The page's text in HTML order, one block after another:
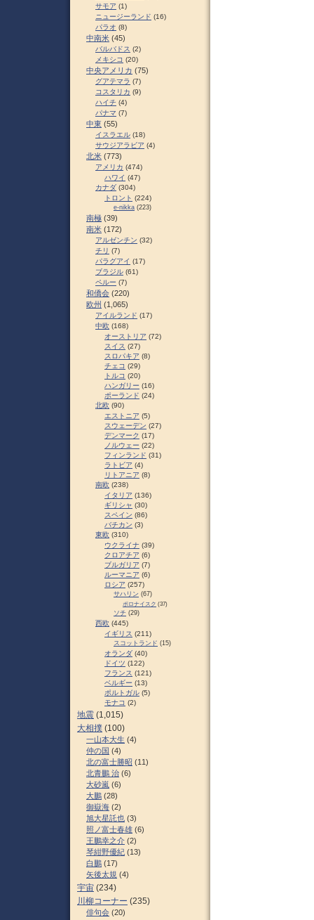
サモア (1)
ニュージーランド (16)
パラオ (8)
中南米 (45)
バルバドス (2)
メキシコ (20)
中央アメリカ (75)
グアテマラ (7)
コスタリカ (9)
ハイチ (4)
パナマ (7)
中東 (55)
イスラエル (18)
サウジアラビア (4)
北米 (773)
アメリカ (474)
ハワイ (47)
カナダ (304)
トロント (224)
e-nikka (223)
南極 (39)
南米 (172)
アルゼンチン (32)
チリ (7)
パラグアイ (17)
ブラジル (61)
ペルー (7)
和僑会 (220)
欧州 (1,065)
アイルランド (17)
中欧 (168)
オーストリア (72)
スイス (27)
スロパキア (8)
チェコ (29)
トルコ (20)
ハンガリー (16)
ポーランド (24)
北欧 (90)
エストニア (5)
スウェーデン (27)
デンマーク (17)
ノルウェー (22)
フィンランド (31)
ラトビア (4)
リトアニア (8)
南欧 (238)
イタリア (136)
ギリシャ (30)
スペイン (86)
バチカン (3)
東欧 (310)
ウクライナ (39)
クロアチア (6)
ブルガリア (7)
ルーマニア (6)
ロシア (257)
サハリン (67)
ポロナイスク (37)
ソチ (29)
西欧 (445)
イギリス (211)
スコットランド (15)
オランダ (40)
ドイツ (122)
フランス (121)
ベルギー (13)
ポルトガル (5)
モナコ (2)
地震 (1,015)
大相撲 (100)
一山本大生 (4)
仲の国 (4)
北の富士勝昭 (11)
北青鵬 治 (6)
大砂嵐 (6)
大鵬 (28)
御嶽海 (2)
旭大星託也 (3)
照ノ富士春雄 (6)
王鵬幸之介 (2)
琴紺野優紀 (13)
白鵬 (17)
矢後太規 (4)
宇宙 (234)
川柳コーナー (235)
俳句会 (20)